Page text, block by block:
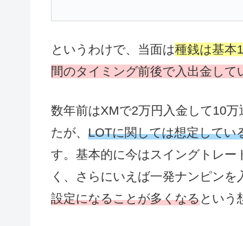
というわけで、当面は種銭は基本
間のタイミング前後で入出金して
数年前はXMで2万円入金して10
たが、 LOTに関しては想定してい
す。基本的に今はスイングトレ
く、さらにいえば一発ナンピンを
設定になることが多くなるという